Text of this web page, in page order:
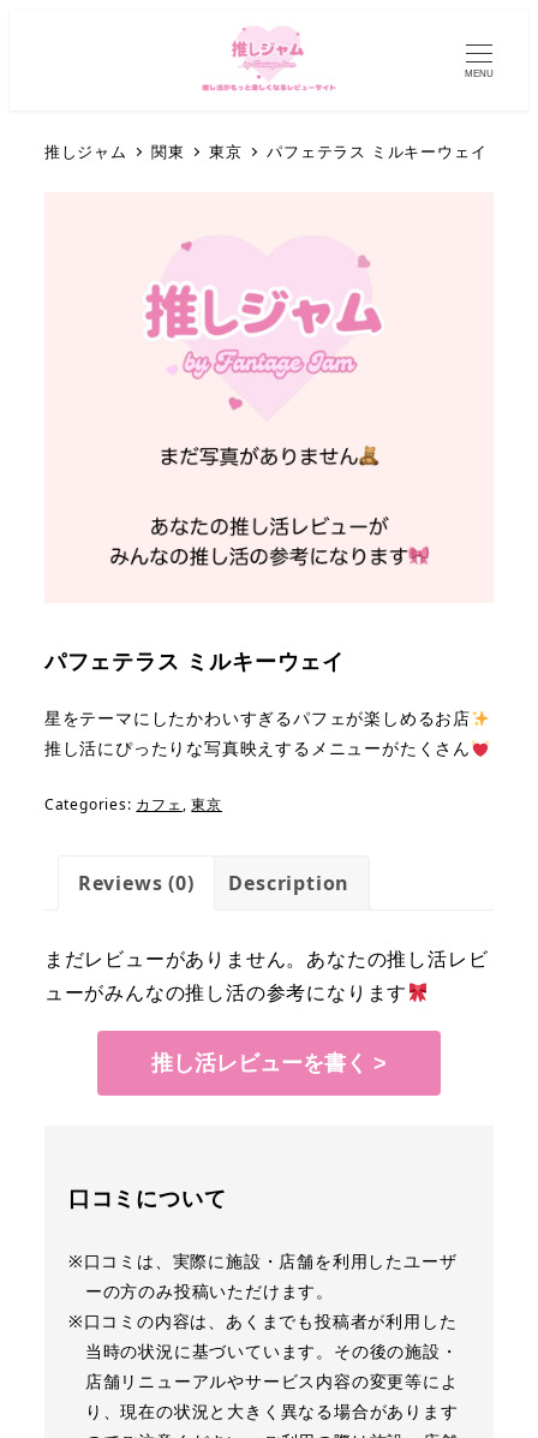
MENU
推しジャム 関東 東京 パフェテラス ミルキーウェイ
パフェテラス ミルキーウェイ
星をテーマにしたかわいすぎるパフェが楽しめるお店
推し活にぴったりな写真映えするメニューがたくさん
Categories: カフェ,東京
Reviews (0) Description
まだレビューがありません。あなたの推し活レビ
ューがみんなの推し活の参考になります
推し活レビューを書く >
口コミについて
※口コミは、実際に施設・店舗を利用したユーザ
ーの方のみ投稿いただけます。
※口コミの内容は、あくまでも投稿者が利用した
当時の状況に基づいています。その後の施設・
店舗リニューアルやサービス内容の変更等によ
り、現在の状況と大きく異なる場合があります